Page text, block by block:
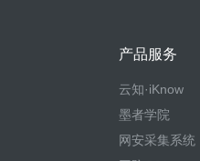
产品服务
云知·iKnow
墨者学院
网安采集系统